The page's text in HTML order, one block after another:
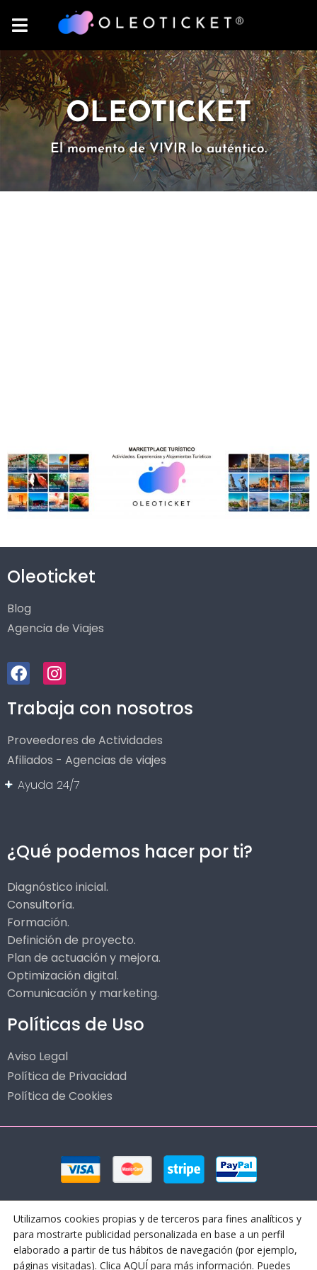
OLEOTICKET
El momento de VIVIR lo auténtico.
Oleoticket
Blog
Agencia de Viajes
Trabaja con nosotros
Proveedores de Actividades
Afiliados - Agencias de viajes
Ayuda 24/7
¿Qué podemos hacer por ti?
Diagnóstico inicial.
Consultoría.
Formación.
Definición de proyecto.
Plan de actuación y mejora.
Optimización digital.
Comunicación y marketing.
Políticas de Uso
Aviso Legal
Política de Privacidad
Política de Cookies
Utilizamos cookies propias y de terceros para fines analíticos y
para mostrarte publicidad personalizada en base a un perfil
elaborado a partir de tus hábitos de navegación (por ejemplo,
páginas visitadas). Clica AQUÍ para más información. Puedes